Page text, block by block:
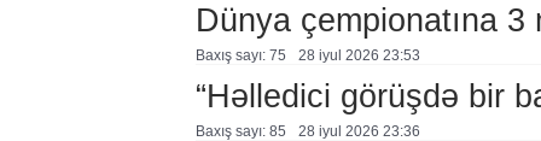
Dünya çempionatına 3
Baxış sayı: 75 28 i̇yul 2026 23:53
“Həlledici görüşdə bir
Baxış sayı: 85 28 i̇yul 2026 23:36